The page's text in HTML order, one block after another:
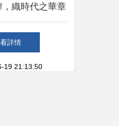
織時代之華章
深耕，30萬種工
都文化密碼
詳情
19 21:13:50